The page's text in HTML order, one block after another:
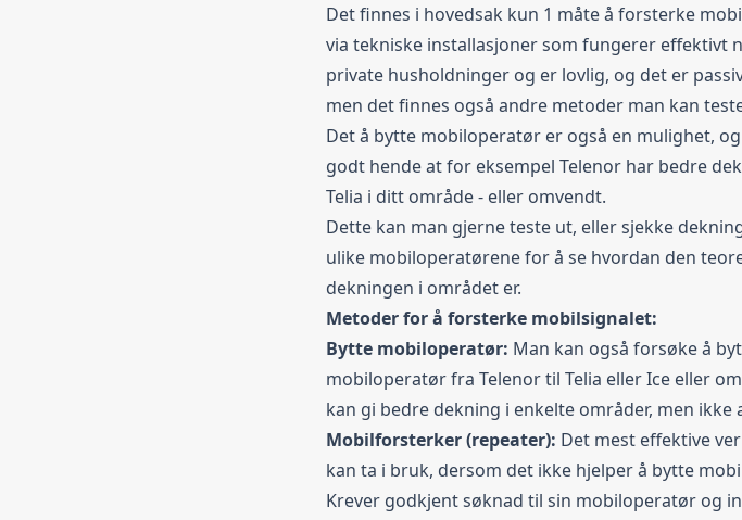
Det finnes i hovedsak kun 1 måte å forsterke
via tekniske installasjoner som fungerer effektivt
private husholdninger og er lovlig, og det er
men det finnes også andre metoder man kan
Det å bytte mobiloperatør er også en mulighet,
godt hende at for eksempel Telenor har bedre
Telia i ditt område - eller omvendt.
Dette kan man gjerne teste ut, eller sjekke
ulike mobiloperatørene for å se hvordan den
dekningen i området er.
Metoder for å forsterke mobilsignalet:
Bytte mobiloperatør: Man kan også forsøke å
mobiloperatør fra Telenor til Telia ellerIce eller
kan gi bedre dekning i enkelte områder, men ikke
Mobilforsterker (repeater): Det mest effektive
kan ta i bruk, dersom det ikke hjelper å bytte
Krever godkjent søknad til sin mobiloperatør og